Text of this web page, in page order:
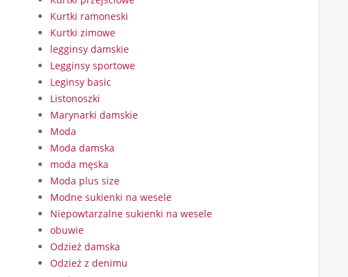
Kurtki ramoneski
Kurtki zimowe
legginsy damskie
Legginsy sportowe
Leginsy basic
Listonoszki
Marynarki damskie
Moda
Moda damska
moda męska
Moda plus size
Modne sukienki na wesele
Niepowtarzalne sukienki na wesele
obuwie
Odzież damska
Odzież z denimu